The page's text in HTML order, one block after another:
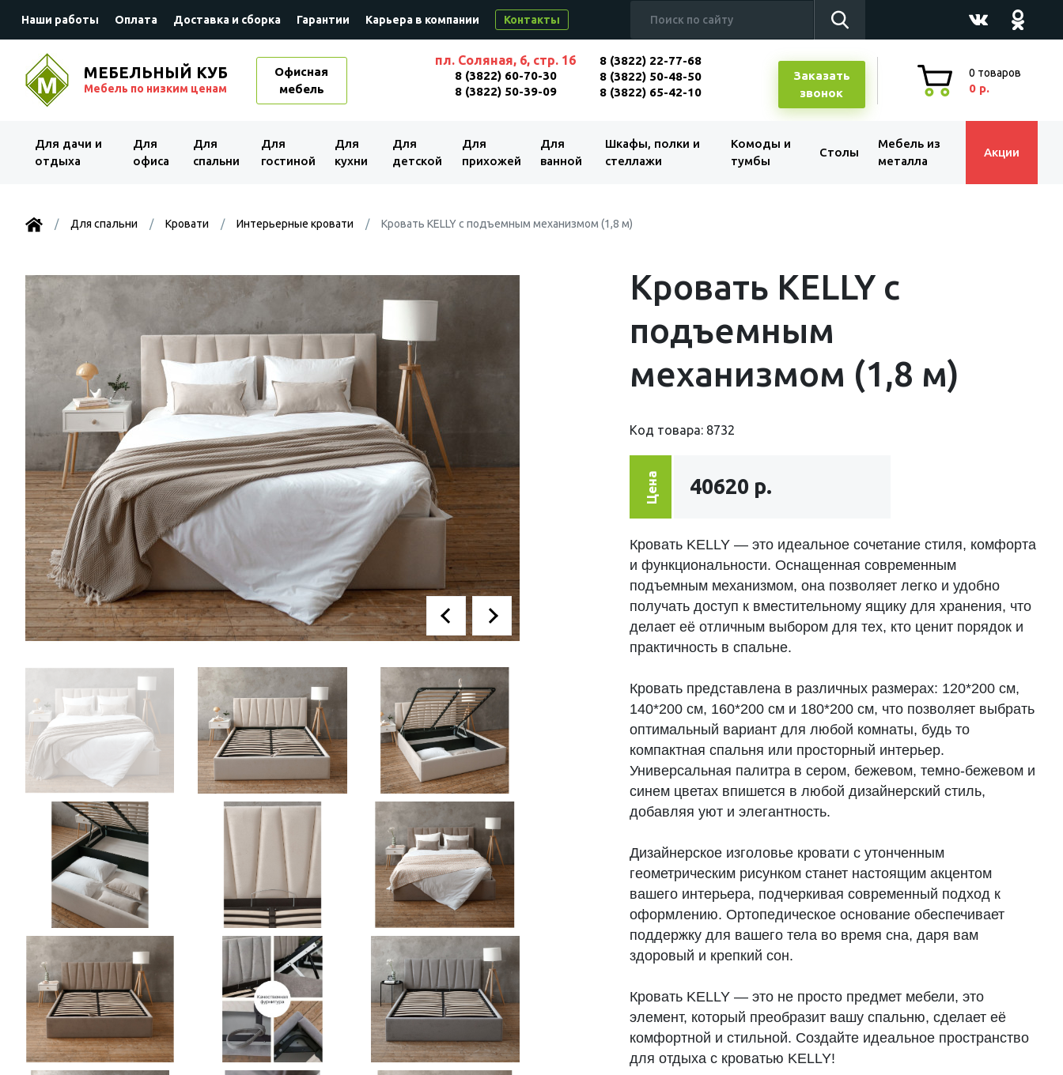
Наши работы Оплата Доставка и сборка Гарантии Карьера в компании Контакты
МЕБЕЛЬНЫЙ КУБ
Мебель по низким ценам
Офисная
мебель
пл. Соляная, 6, стр. 16
8 (3822) 60-70-30
8 (3822) 50-39-09
8 (3822) 22-77-68
8 (3822) 50-48-50
8 (3822) 65-42-10
Заказать
звонок
0 товаров
0 р.
Для дачи и
отдыха
Для
офиса
Для
спальни
Для
гостиной
Для
кухни
Для
детской
Для
прихожей
Для
ванной
Шкафы, полки и
стеллажи
Комоды и
тумбы
Столы
Мебель из
металла
Акции
Для спальни Кровати Интерьерные кровати Кровать KELLY с подъемным механизмом (1,8 м)
Кровать KELLY с
подъемным
механизмом (1,8 м)
Код товара: 8732
Цена 40620 р.
Кровать KELLY — это идеальное сочетание стиля, комфорта
и функциональности. Оснащенная современным
подъемным механизмом, она позволяет легко и удобно
получать доступ к вместительному ящику для хранения, что
делает её отличным выбором для тех, кто ценит порядок и
практичность в спальне.
Кровать представлена в различных размерах: 120*200 см,
140*200 см, 160*200 см и 180*200 см, что позволяет выбрать
оптимальный вариант для любой комнаты, будь то
компактная спальня или просторный интерьер.
Универсальная палитра в сером, бежевом, темно-бежевом и
синем цветах впишется в любой дизайнерский стиль,
добавляя уют и элегантность.
Дизайнерское изголовье кровати с утонченным
геометрическим рисунком станет настоящим акцентом
вашего интерьера, подчеркивая современный подход к
оформлению. Ортопедическое основание обеспечивает
поддержку для вашего тела во время сна, даря вам
здоровый и крепкий сон.
Кровать KELLY — это не просто предмет мебели, это
элемент, который преобразит вашу спальню, сделает её
комфортной и стильной. Создайте идеальное пространство
для отдыха с кроватью KELLY!